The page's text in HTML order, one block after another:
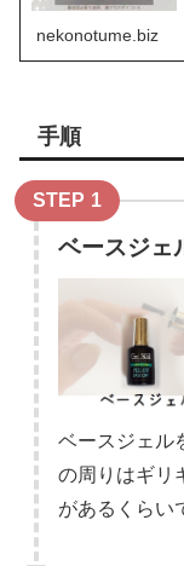
nekonotume.biz
手順
STEP
ベースジェ
ベースジェル
の周りはギリ
があるくらい